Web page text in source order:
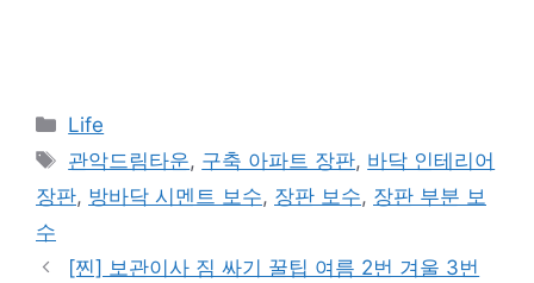
카
테
리
Life
태
그
관악드림타운, 구축 아파트 장판, 바닥 인테리어
장판, 방바닥 시멘트 보수, 장판 보수, 장판 부분 보
수
[찐] 보관이사 짐 싸기 꿀팁 여름 2번 겨울 3번